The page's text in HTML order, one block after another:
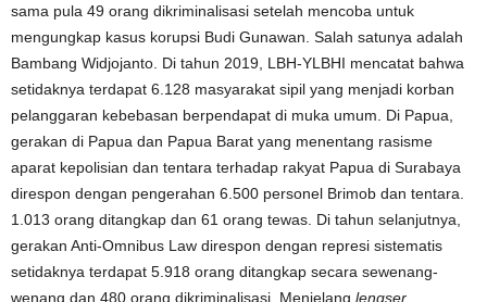
sama pula 49 orang dikriminalisasi setelah mencoba untuk
mengungkap kasus korupsi Budi Gunawan. Salah satunya adalah
Bambang Widjojanto. Di tahun 2019, LBH-YLBHI mencatat bahwa
setidaknya terdapat 6.128 masyarakat sipil yang menjadi korban
pelanggaran kebebasan berpendapat di muka umum. Di Papua,
gerakan di Papua dan Papua Barat yang menentang rasisme
aparat kepolisian dan tentara terhadap rakyat Papua di Surabaya
direspon dengan pengerahan 6.500 personel Brimob dan tentara.
1.013 orang ditangkap dan 61 orang tewas. Di tahun selanjutnya,
gerakan Anti-Omnibus Law direspon dengan represi sistematis
setidaknya terdapat 5.918 orang ditangkap secara sewenang-
wenang dan 480 orang dikriminalisasi. Menjelang lengser